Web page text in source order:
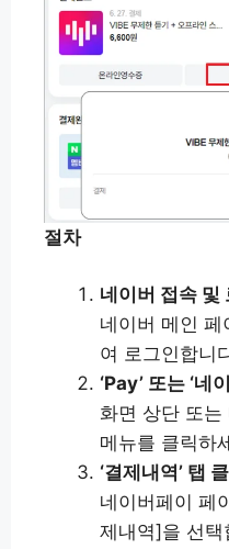
절차
네이버 접속 및
네이버 메인
여 로그인합니
‘Pay’ 또는 ‘네
화면 상단 또
메뉴를 클릭하
‘결제내역’ 탭
네이버페이 페
제내역]을 선택